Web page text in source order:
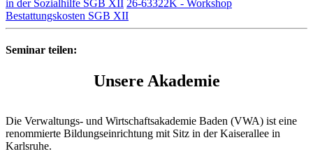
in der Sozialhilfe SGB XII 26-63322K - Workshop
Bestattungskosten SGB XII
Seminar teilen:
Unsere Akademie
Die Verwaltungs- und Wirtschaftsakademie Baden (VWA) ist eine
renommierte Bildungseinrichtung mit Sitz in der Kaiserallee in
Karlsruhe.